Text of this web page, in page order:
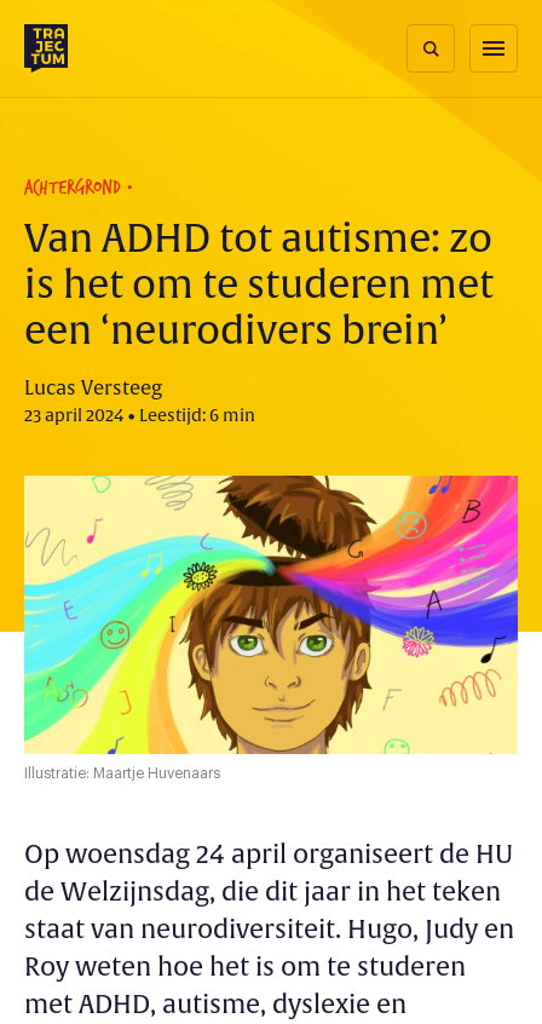
content
menu
ACHTERGROND
Van ADHD tot autisme: zo
is het om te studeren met
een ‘neurodivers brein’
Lucas Versteeg
23 april 2024 • Leestijd: 6 min
Illustratie: Maartje Huvenaars
Op woensdag 24 april organiseert de HU
de Welzijnsdag, die dit jaar in het teken
staat van neurodiversiteit. Hugo, Judy en
Roy weten hoe het is om te studeren
met ADHD, autisme, dyslexie en